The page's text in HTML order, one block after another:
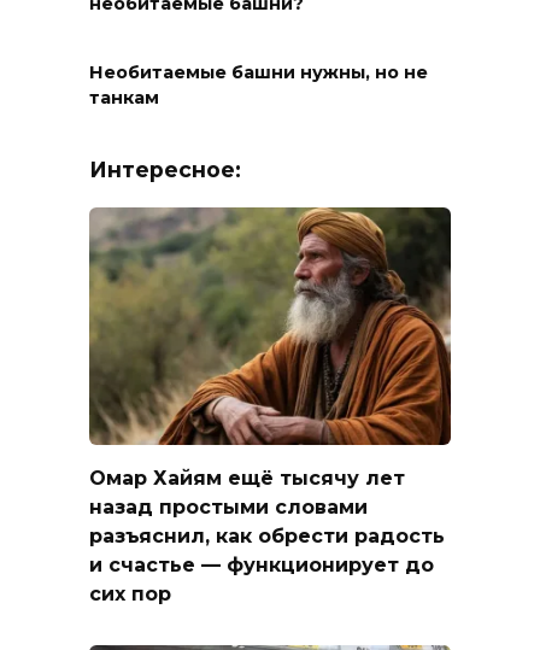
необитаемые башни?
Необитаемые башни нужны, но не
танкам
Интересное:
Омар Хайям ещё тысячу лет
назад простыми словами
разъяснил, как обрести радость
и счастье — функционирует до
сих пор